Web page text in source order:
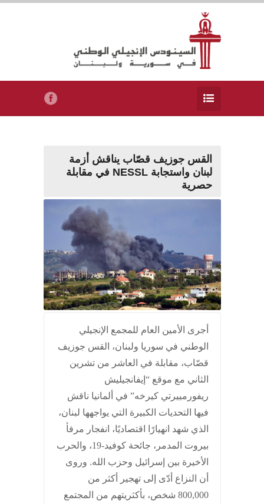
القس جوزيف قصّاب يناقش أزمة
لبنان واستجابة NESSL في مقابلة
حصرية
أجرى الأمين العام للمجمع الإنجيلي
الوطني في سوريا ولبنان، القس جوزيف
قصّاب، مقابلة في العاشر من تشرين
الثاني مع موقع “إيفانجيليش
ريفورمييرتي كيرخه” في ألمانيا ناقش
فيها التحديات الكبيرة التي يواجهها لبنان،
الذي شهد انهيارًا اقتصاديًا، انفجار مرفأ
بيروت المدمر، جائحة كوفيد-19، والحرب
الأخيرة بين إسرائيل وحزب الله. وروى
أن النزاع أدّى إلى تهجير أكثر من
800,000 شخص، بأكثريتهم من المجتمع